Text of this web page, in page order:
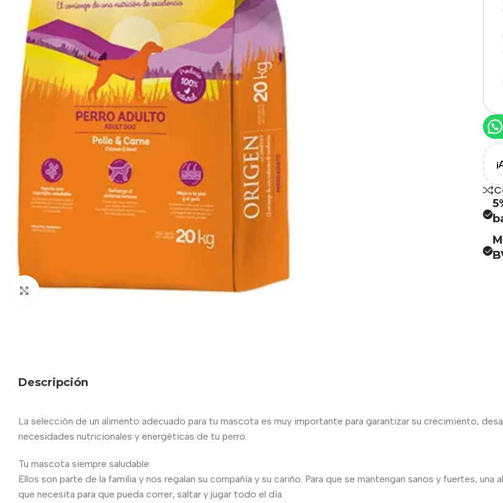
Haga clic para ampliar
Descripción
La selección de un alimento adecuado para tu mascota es muy importante para garantizar su crecimiento,
necesidades nutricionales y energéticas de tu perro.
Tu mascota siempre saludable
Ellos son parte de la familia y nos regalan su compañía y su cariño. Para que se mantengan sanos y fuertes,
que necesita para que pueda correr, saltar y jugar todo el día.